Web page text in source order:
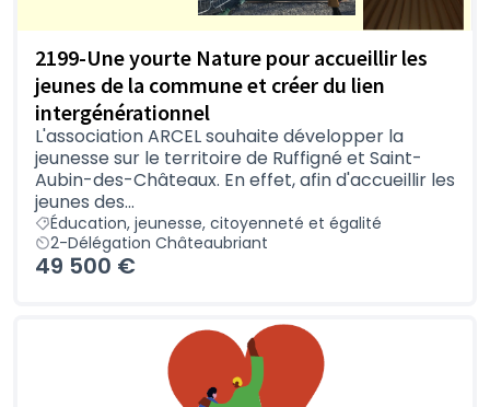
2199-Une yourte Nature pour accueillir les
jeunes de la commune et créer du lien
intergénérationnel
L'association ARCEL souhaite développer la
jeunesse sur le territoire de Ruffigné et Saint-
Aubin-des-Châteaux. En effet, afin d'accueillir les
jeunes des...
Éducation, jeunesse, citoyenneté et égalité
2-Délégation Châteaubriant
49 500 €